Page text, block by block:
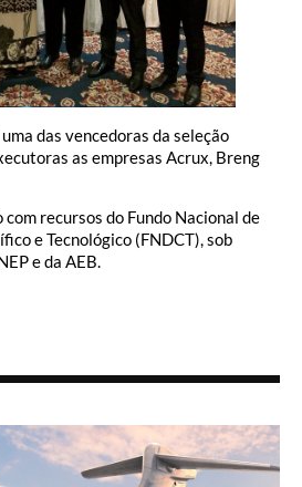
das vencedoras da seleção
as empresas Acrux, Breng
recursos do Fundo Nacional de
e Tecnológico (FNDCT), sob
e da AEB.